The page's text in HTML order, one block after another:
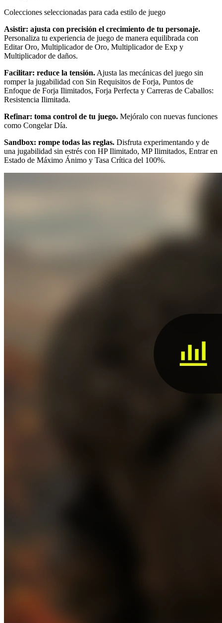
Colecciones seleccionadas para cada estilo de juego
Asistir: ajusta con precisión el crecimiento de tu personaje.
Personaliza tu experiencia de juego de manera equilibrada con
Editar Oro, Multiplicador de Oro, Multiplicador de Exp y
Multiplicador de daños.
Facilitar: reduce la tensión. Ajusta las mecánicas del juego sin
romper la jugabilidad con Sin Requisitos de Forja, Puntos de
Enfoque de Forja Ilimitados, Forja Perfecta y Carreras de Caballos:
Resistencia Ilimitada.
Refinar: toma control de tu juego. Mejóralo con nuevas funciones
como Congelar Día.
Sandbox: rompe todas las reglas. Disfruta experimentando y de
una jugabilidad sin estrés con HP Ilimitado, MP Ilimitados, Entrar en
Estado de Máximo Ánimo y Tasa Crítica del 100%.